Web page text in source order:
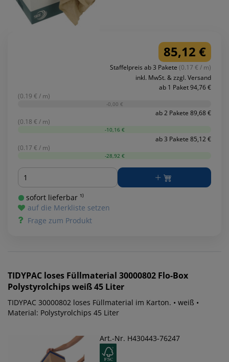
85,12 €
Staffelpreis ab 3 Pakete (0.17 € / m)
inkl. MwSt. & zzgl. Versand
ab 1 Paket 94,76 €
(0.19 € / m)
-0,00 €
ab 2 Pakete 89,68 €
(0.18 € / m)
-10,16 €
ab 3 Pakete 85,12 €
(0.17 € / m)
-28,92 €
Menge
sofort lieferbar ¹⁾
auf die Merkliste setzen
Frage zum Produkt
TIDYPAC loses Füllmaterial 30000802 Flo-Box
Polystyrolchips weiß 45 Liter
TIDYPAC 30000802 loses Füllmaterial im Karton. • weiß •
Material: Polystyrolchips 45 Liter
Art.-Nr. H430443-76247